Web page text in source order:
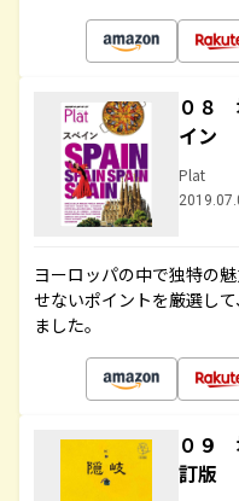
０８
イン
Plat
ヨーロッパの中で独特の
せないポイントを厳選し
ました。
０９
訂版